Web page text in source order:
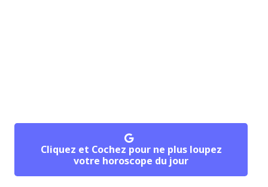
Cliquez et Cochez pour ne plus loupez
votre horoscope du jour